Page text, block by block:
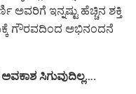
ಇನ್ನಷ್ಟು ಹೆಚ್ಚಿನ ಶಕ್ತಿ
ಗೌರವದಿಂದ ಅಭಿನಂದನೆ
ಸಿಗುವುದಿಲ್ಲ….